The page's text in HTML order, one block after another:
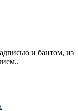
и бантом, из